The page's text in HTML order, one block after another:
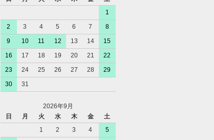
1
2
3 4 5 6 7
8
9
10 11 12 13 14
15
16
17 18 19 20 21
22
23
24 25 26 27 28
29
30
31
2026年9月
日
月 火 水 木 金
土
1
2 3 4
5